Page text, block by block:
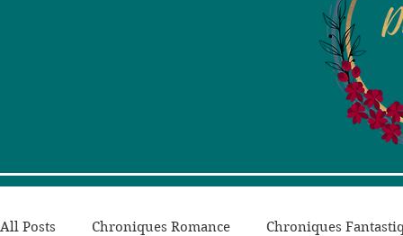
All Posts Chroniques Romance Chroniques